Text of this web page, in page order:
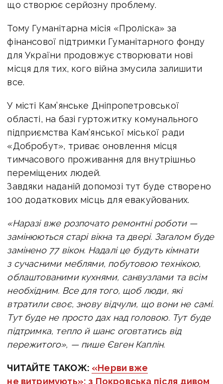
що створює серйозну проблему.
Тому Гуманітарна місія «Проліска» за
фінансової підтримки Гуманітарного фонду
для України продовжує створювати нові
місця для тих, кого війна змусила залишити
все.
У місті Кам’янське Дніпропетровської
області, на базі гуртожитку комунального
підприємства Кам’янської міської ради
«Добробут», триває оновлення місця
тимчасового проживання для внутрішньо
переміщених людей.
Завдяки наданій допомозі тут буде створено
100 додаткових місць для евакуйованих.
«Наразі вже розпочато ремонтні роботи —
замінюються старі вікна та двері. Загалом буде
замінено 77 вікон. Надалі це будуть кімнати
з сучасними меблями, побутовою технікою,
облаштованими кухнями, санвузлами та всім
необхідним. Все для того, щоб люди, які
втратили своє, знову відчули, що вони не самі.
Тут буде не просто дах над головою. Тут буде
підтримка, тепло й шанс оговтатись від
пережитого», — пише Євген Каплін.
ЧИТАЙТЕ ТАКОЖ: «Нерви вже
не витримують»: з Покровська після дивом